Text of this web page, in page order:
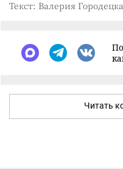
Текст: Валерия
Читать